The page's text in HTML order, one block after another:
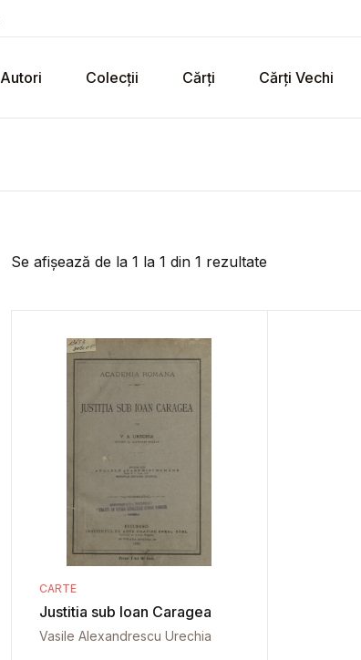
Autori Colecții Cărți Cărți Vechi
Se afișează de la 1 la 1 din 1 rezultate
CARTE
Justitia sub Ioan Caragea
Vasile Alexandrescu Urechia